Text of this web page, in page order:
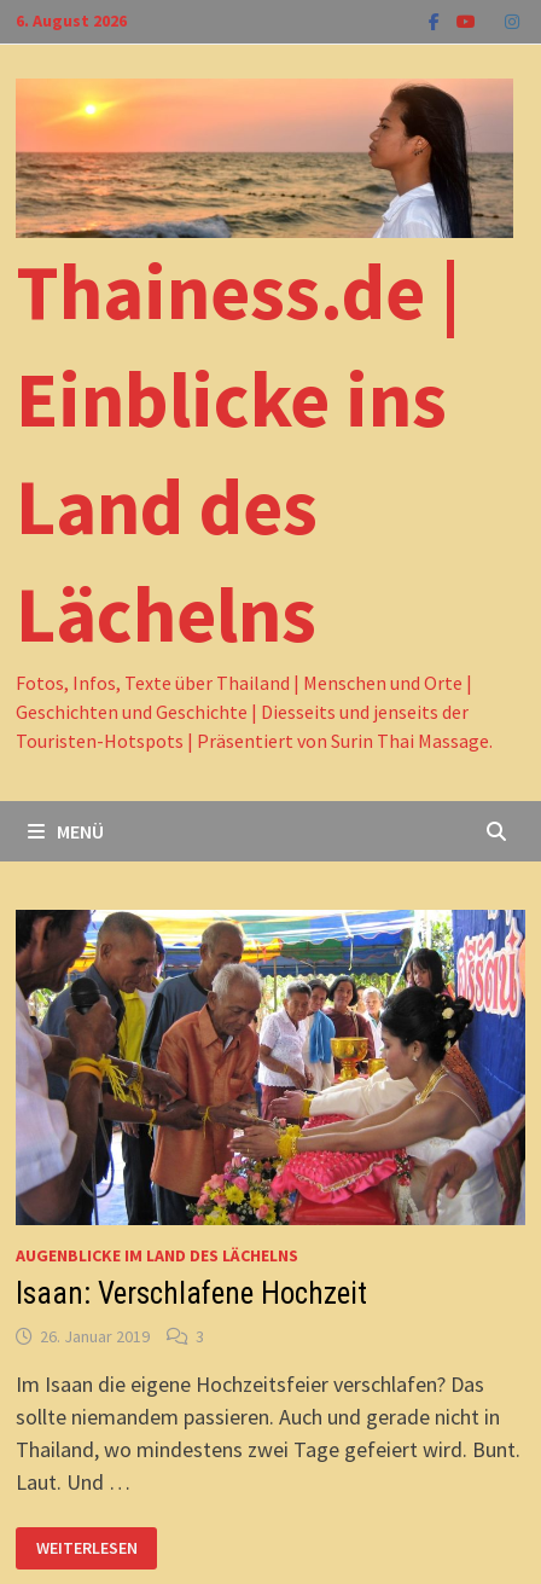
Zum
Inhalt
springen
6. August 2026
Thainess.de |
Einblicke ins
Land des
Lächelns
Fotos, Infos, Texte über Thailand | Menschen und Orte |
Geschichten und Geschichte | Diesseits und jenseits der
Touristen-Hotspots | Präsentiert von Surin Thai Massage.
MENÜ
AUGENBLICKE IM LAND DES LÄCHELNS
Isaan: Verschlafene Hochzeit
26. Januar 2019 3
Im Isaan die eigene Hochzeitsfeier verschlafen? Das
sollte niemandem passieren. Auch und gerade nicht in
Thailand, wo mindestens zwei Tage gefeiert wird. Bunt.
Laut. Und …
ISAAN:
VERSCHLAFENE
HOCHZEIT
WEITERLESEN